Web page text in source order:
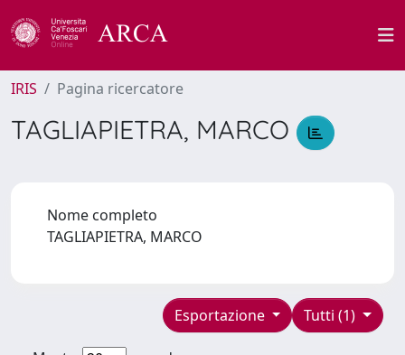
IRIS Pagina ricercatore
TAGLIAPIETRA, MARCO
Nome completo
TAGLIAPIETRA, MARCO
Tutti (1)
Esportazione